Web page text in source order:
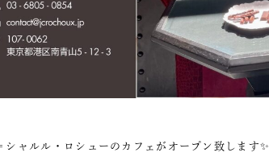
シャルル・ロシューのカフェがオープン致します✨